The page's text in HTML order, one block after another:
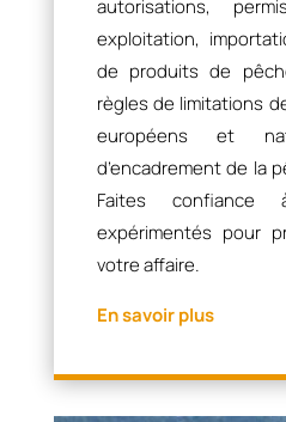
autorisations,
exploitation,
de produits de
règles de limitations
européens et
d’encadrement de la
Faites
expérimentés pour
votre affaire.
En savoir plus